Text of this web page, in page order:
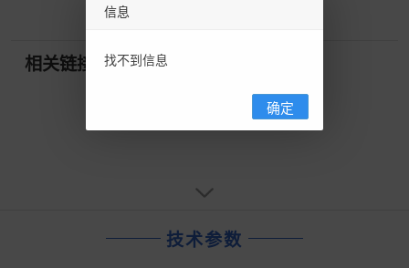
相关链接
技术参数
信息
找不到信息
确定